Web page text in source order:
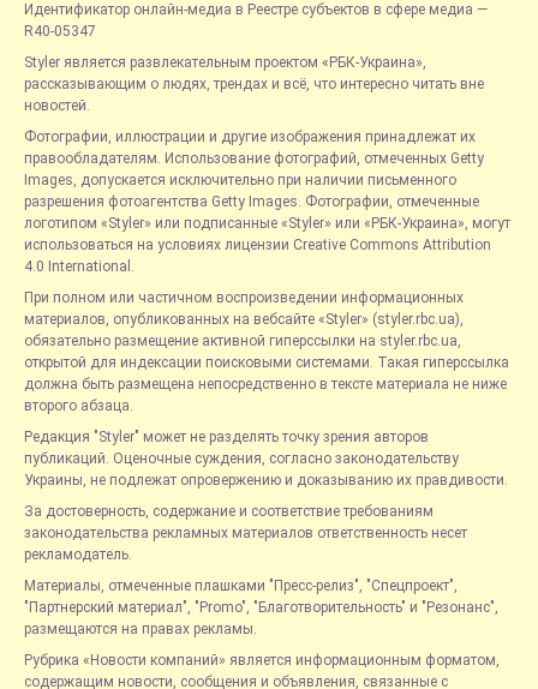
Идентификатор онлайн-медиа в Реестре субъектов в сфере медиа —
R40-05347
Styler является развлекательным проектом «РБК-Украина»,
рассказывающим о людях, трендах и всё, что интересно читать вне
новостей.
Фотографии, иллюстрации и другие изображения принадлежат их
правообладателям. Использование фотографий, отмеченных Getty
Images, допускается исключительно при наличии письменного
разрешения фотоагентства Getty Images. Фотографии, отмеченные
логотипом «Styler» или подписанные «Styler» или «РБК-Украина», могут
использоваться на условиях лицензии Creative Commons Attribution
4.0 International.
При полном или частичном воспроизведении информационных
материалов, опубликованных на вебсайте «Styler» (styler.rbc.ua),
обязательно размещение активной гиперссылки на styler.rbc.ua,
открытой для индексации поисковыми системами. Такая гиперссылка
должна быть размещена непосредственно в тексте материала не ниже
второго абзаца.
Редакция "Styler" может не разделять точку зрения авторов
публикаций. Оценочные суждения, согласно законодательству
Украины, не подлежат опровержению и доказыванию их правдивости.
За достоверность, содержание и соответствие требованиям
законодательства рекламных материалов ответственность несет
рекламодатель.
Материалы, отмеченные плашками "Пресс-релиз", "Спецпроект",
"Партнерский материал", "Promo", "Благотворительность" и "Резонанс",
размещаются на правах рекламы.
Рубрика «Новости компаний» является информационным форматом,
содержащим новости, сообщения и объявления, связанные с